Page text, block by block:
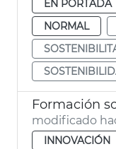
EN PORTADA
NORMAL
modificado
INNOVACIÓN